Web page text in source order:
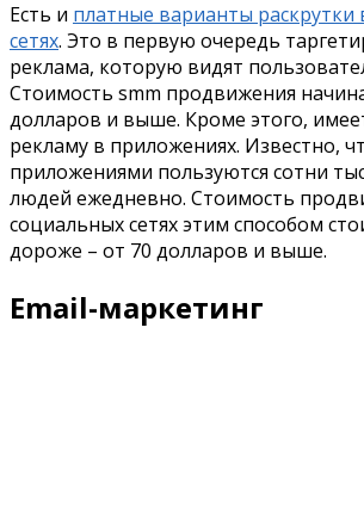
Есть и платные варианты раскрутки
сетях. Это в первую очередь
реклама, которую видят
Стоимость smm продвижения
долларов и выше. Кроме этого,
рекламу в приложениях. Известно,
приложениями пользуются сотни
людей ежедневно. Стоимость
социальных сетях этим способом
дороже – от 70 долларов и выше.
Email-маркетинг